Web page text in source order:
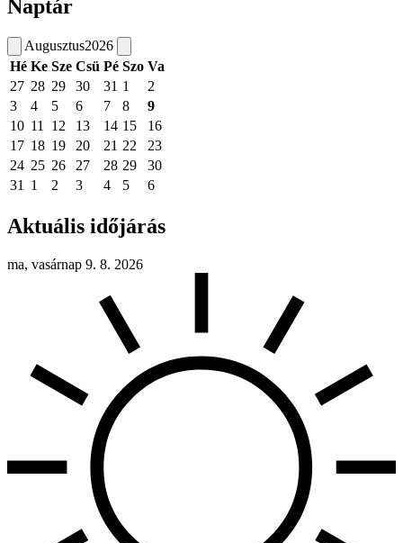
Naptár
Augusztus2026
Hé Ke Sze Csü Pé Szo Va
27 28 29 30 31 1
2
3
4 5 6 7 8
9
10 11 12 13 14 15
16
17 18 19 20 21 22
23
24 25 26 27 28 29
30
31
1 2 3 4 5 6
Aktuális időjárás
ma, vasárnap 9. 8. 2026